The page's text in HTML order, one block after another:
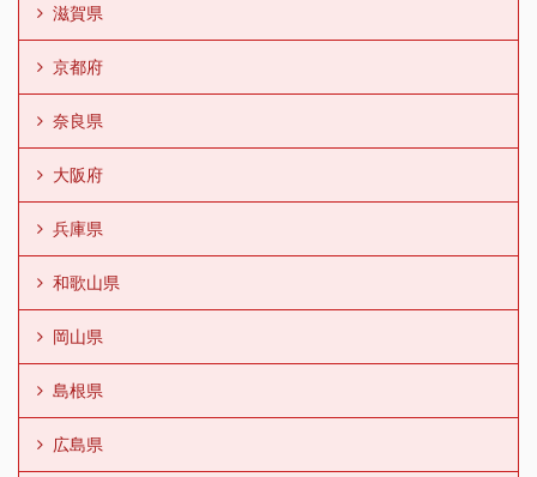
滋賀県
京都府
奈良県
大阪府
兵庫県
和歌山県
岡山県
島根県
広島県